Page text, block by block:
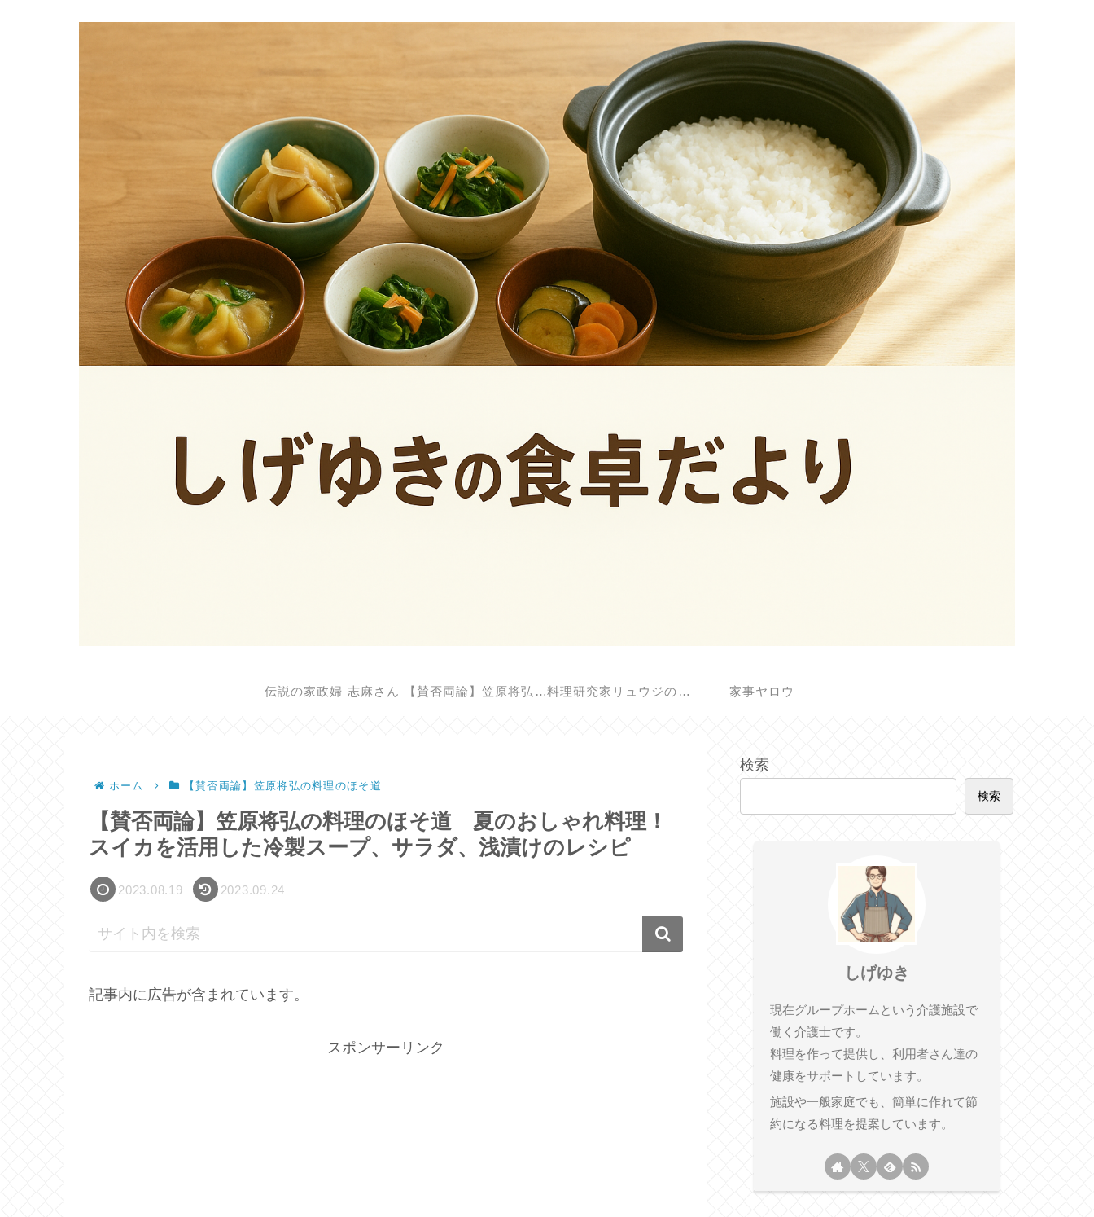
伝説の家政婦 志麻さん 【賛否両論】笠原将弘の料理のほそ道 料理研究家リュウジのバズレシピ 家事ヤロウ
ホーム 【賛否両論】笠原将弘の料理のほそ道
【賛否両論】笠原将弘の料理のほそ道 夏のおしゃれ料理！
スイカを活用した冷製スープ、サラダ、浅漬けのレシピ
2023.08.19 2023.09.24
記事内に広告が含まれています。
スポンサーリンク
検索
検索
しげゆき
現在グループホームという介護施設で
働く介護士です。
料理を作って提供し、利用者さん達の
健康をサポートしています。
施設や一般家庭でも、簡単に作れて節
約になる料理を提案しています。